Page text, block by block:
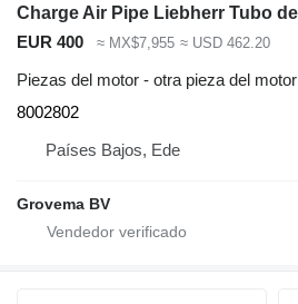
EUR 400 ≈ MX$7,955 ≈ USD 462.20
Piezas del motor - otra pieza del motor
8002802
Países Bajos, Ede
Grovema BV